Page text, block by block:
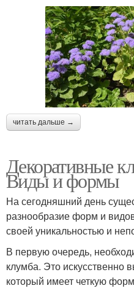
читать дальше →
Декоративные
Виды и формы
На сегодняшний день
разнообразие форм и
своей уникальностью и
В первую очередь,
клумба. Это искусственно
который имеет четкую